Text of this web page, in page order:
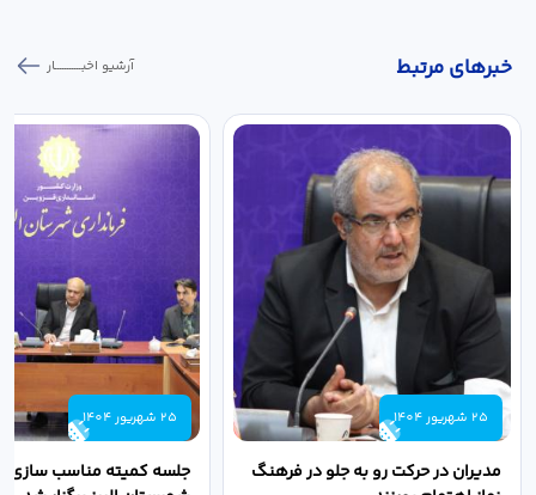
خبر‌های مرتبط آرشیو اخبـــــــــــار
25 شهریور 1404
مدیران در حرکت رو به جلو در فرهنگ
25 شهریور 1404
جلسه کمیته مناسب سازی